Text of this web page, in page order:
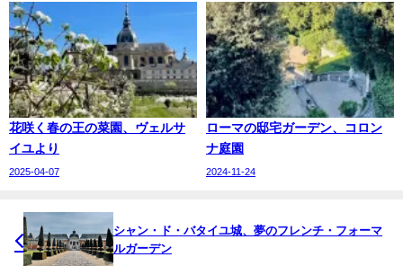
花咲く春の王の菜園、ヴェルサ
イユより
2025-04-07
ローマの邸宅ガーデン、コロン
ナ庭園
2024-11-24
シャン・ド・バタイユ城、夢のフレンチ・フォーマ
ルガーデン